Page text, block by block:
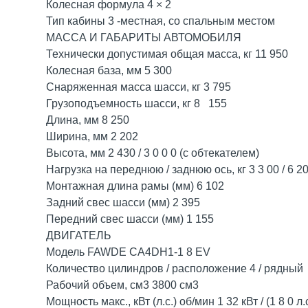
Колесная формула 4 × 2
Тип кабины 3 -местная, со спальным местом
МАССА И ГАБАРИТЫ АВТОМОБИЛЯ
Технически допустимая общая масса, кг 11 950
Колесная база, мм 5 300
Снаряженная масса шасси, кг 3 795
Грузоподъемность шасси, кг 8 155
Длина, мм 8 250
Ширина, мм 2 202
Высота, мм 2 430 / 3 0 0 0 (c обтекателем)
Нагрузка на переднюю / заднюю ось, кг 3 3 00 / 6
Монтажная длина рамы (мм) 6 102
Задний свес шасси (мм) 2 395
Передний свес шасси (мм) 1 155
ДВИГАТЕЛЬ
Модель FAWDE CA4DH1-1 8 EV
Количество цилиндров / расположение 4 / рядный
Рабочий объем, см3 3800 см3
Мощность макс., кВт (л.с.) об/мин 1 32 кВт / (1 8 0